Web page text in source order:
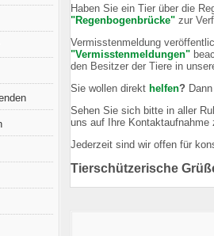
Haben Sie ein Tier über die
"Regenbogenbrücke"zur
Vermisstenmeldung
"Vermisstenmeldungen"
den Besitzer der Tiere in
Sie wollen direkt helfen?
Sehen Sie sich bitte in aller
uns auf Ihre Kontaktaufnahme
Jederzeit sind wir offen für
Tierschützerische